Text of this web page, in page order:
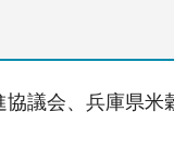
議会、兵庫県米